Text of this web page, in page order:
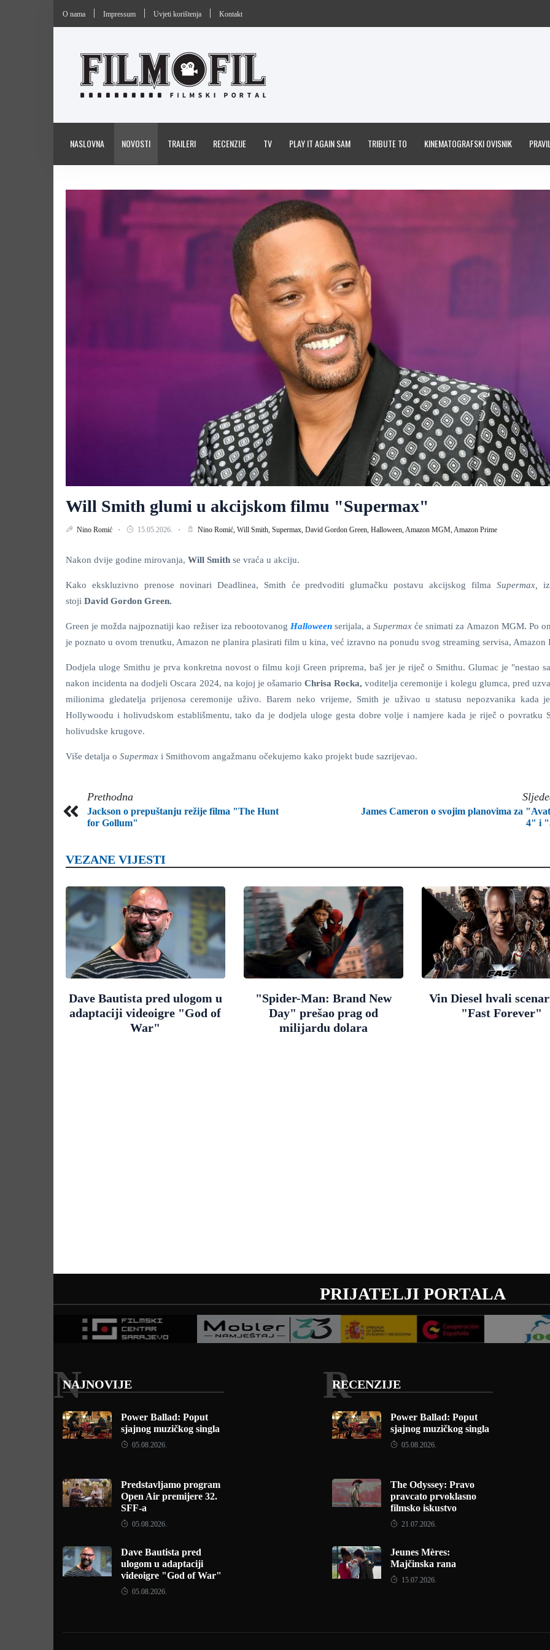
O nama Impressum Uvjeti korištenja Kontakt
NASLOVNA NOVOSTI TRAILERI RECENZIJE TV PLAY IT AGAIN SAM TRIBUTE TO KINEMATOGRAFSKI OVISNIK
Will Smith glumi u akcijskom filmu "Supermax"
Nino Romić 15.05.2026. Nino Romić, Will Smith, Supermax, David Gordon Green, Halloween,Amazon MGM,Amazon Prime
Nakon dvije godine mirovanja, Will Smith se vraća u akciju.
Kako ekskluzivno prenose novinari Deadlinea, Smith će predvoditi glumačku postavu akcijskog filmaSupermax,
stoji David Gordon Green.
Green je možda najpoznatiji kao režiser iza rebootovanog Halloween serijala, aSupermaxće snimati za Amazon MGM. Po
je poznato u ovom trenutku, Amazon ne planira plasirati film u kina, već izravno na ponudu svog streaming servisa, Amazon
Dodjela uloge Smithu je prva konkretna novost o filmu koji Green priprema, baš jer je riječ o Smithu. Glumac je "nestao
nakon incidenta na dodjeli Oscara 2024, na kojoj je ošamarioChrisa Rocka,voditelja ceremonije i kolegu glumca, pred
milionima gledatelja prijenosa ceremonije uživo. Barem neko vrijeme, Smith je uživao u statusu nepozvanika kada
Hollywoodu i holivudskom establišmentu, tako da je dodjela uloge gesta dobre volje i namjere kada je riječ o povratku
holivudske krugove.
Više detalja o Supermax i Smithovom angažmanu očekujemo kako projekt bude sazrijevao.
Prethodna
Jackson o prepuštanju režije filma "The Hunt
for Gollum"
James Cameron o svojim planovima za
4" i
VEZANE VIJESTI
Dave Bautista pred ulogom u
adaptaciji videoigre "God of
War"
"Spider-Man: Brand New
Day" prešao prag od
milijardu dolara
Vin Diesel hvali
"Fast Forever"
PRIJATELJI PORTALA
NAJNOVIJE
N
Power Ballad: Poput
sjajnog muzičkog singla
05.08.2026.
Predstavljamo program
Open Air premijere 32.
SFF-a
05.08.2026.
Dave Bautista pred
ulogom u adaptaciji
videoigre "God of War"
05.08.2026.
RECENZIJE
R
Power Ballad: Poput
sjajnog muzičkog singla
05.08.2026.
The Odyssey: Pravo
pravcato prvoklasno
filmsko iskustvo
21.07.2026.
Jeunes Mères:
Majčinska rana
15.07.2026.